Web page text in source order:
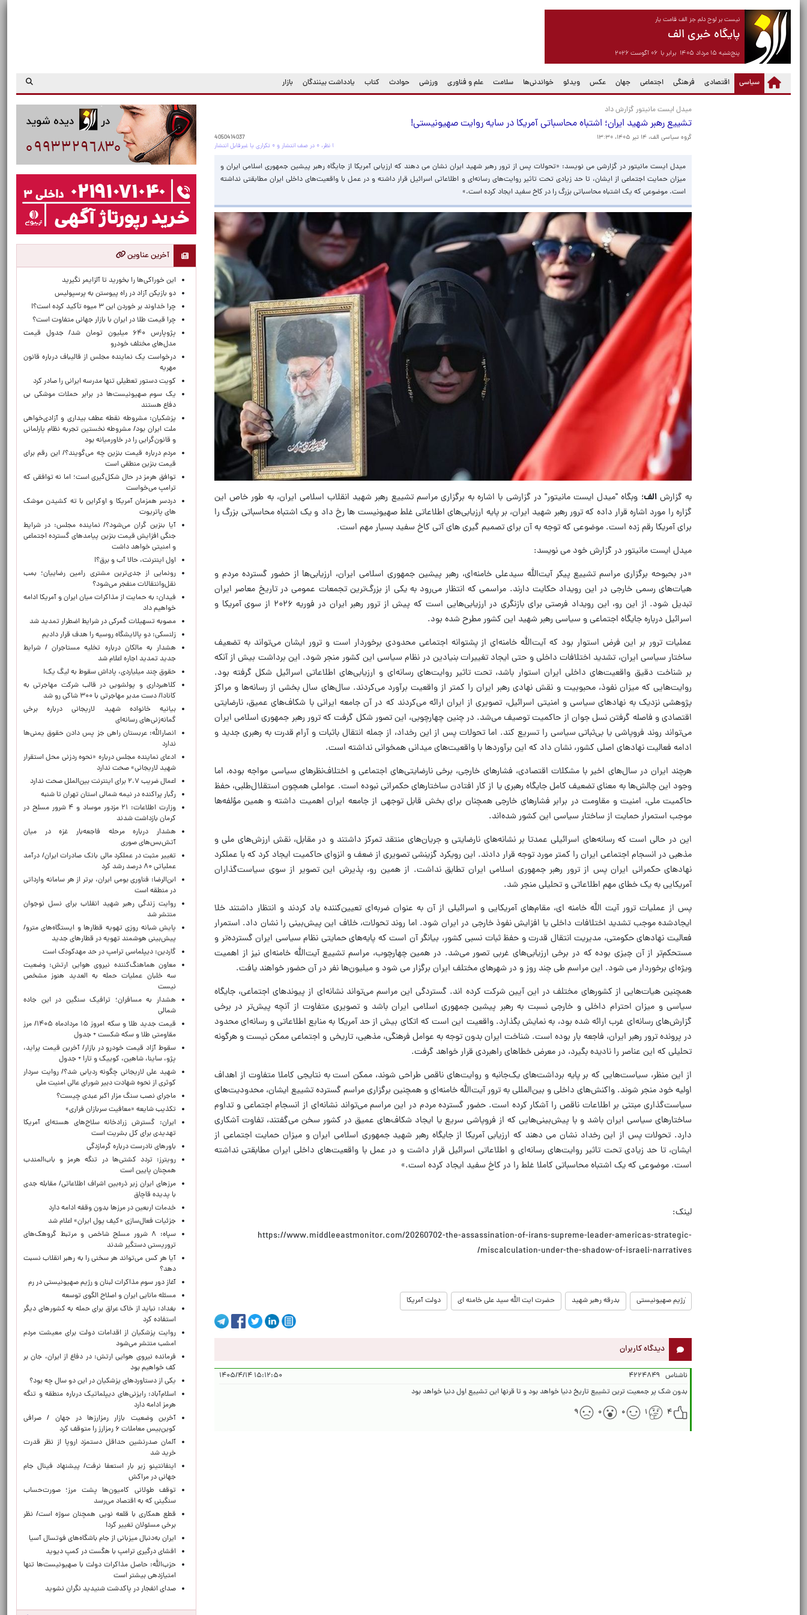
نیست بر لوح دلم جز الف قامت یار
پایگاه خبری الف
پنج‌شنبه ۱۵ مرداد ۱۴۰۵ برابر با ۰۶ آگوست ۲۰۲۶
سیاسی
(current) اقتصادی فرهنگی اجتماعی جهان عکس ویدئو خواندنی‌ها سلامت علم و فناوری ورزشی حوادث کتاب یادداشت بینندگان بازار
میدل ایست مانیتور گزارش داد
تشییع رهبر شهید ایران؛ اشتباه محاسباتی آمریکا در سایه روایت صهیونیستی!
گروه سیاسی الف، ۱۴ تیر ۱۴۰۵، ۱۳:۳۰
4050414037
۱ نظر، ۰ در صف انتشار و ۰ تکراری یا غیرقابل انتشار
میدل ایست مانیتور در گزارشی می نویسد: «تحولات پس از ترور رهبر شهید ایران نشان می دهند که ارزیابی آمریکا از جایگاه رهبر پیشین جمهوری اسلامی ایران و
میزان حمایت اجتماعی از ایشان، تا حد زیادی تحت تاثیر روایت‌های رسانه‌ای و اطلاعاتی اسرائیل قرار داشته و در عمل با واقعیت‌های داخلی ایران مطابقتی نداشته
است. موضوعی که یک اشتباه محاسباتی بزرگ را در کاخ سفید ایجاد کرده است.»
به گزارشالف؛ وبگاه "میدل ایست مانیتور" در گزارشی با اشاره به برگزاری مراسم تشییع رهبر شهید انقلاب اسلامی ایران، به طور خاص این
گزاره را مورد اشاره قرار داده که ترور رهبر شهید ایران، بر پایه ارزیابی‌های اطلاعاتی غلط صهیونیست ها رخ داد و یک اشتباه محاسباتی بزرگ را
برای آمریکا رقم زده است. موضوعی که توجه به آن برای تصمیم گیری های آتی کاخ سفید بسیار مهم است.
میدل ایست مانیتور در گزارش خود می نویسد:
«در بحبوحه برگزاری مراسم تشییع پیکر آیت‌الله سیدعلی خامنه‌ای، رهبر پیشین جمهوری اسلامی ایران، ارزیابی‌ها از حضور گسترده مردم و
هیات‌های رسمی خارجی در این رویداد حکایت دارند. مراسمی که انتظار می‌رود به یکی از بزرگ‌ترین تجمعات عمومی در تاریخ معاصر ایران
تبدیل شود. از این رو، این رویداد فرصتی برای بازنگری در ارزیابی‌هایی است که پیش از ترور رهبر ایران در فوریه ۲۰۲۶ از سوی آمریکا و
اسرائیل درباره جایگاه اجتماعی و سیاسی رهبر شهید این کشور مطرح شده بود.
عملیات ترور بر این فرض استوار بود که آیت‌الله خامنه‌ای از پشتوانه اجتماعی محدودی برخوردار است و ترور ایشان می‌تواند به تضعیف
ساختار سیاسی ایران، تشدید اختلافات داخلی و حتی ایجاد تغییرات بنیادین در نظام سیاسی این کشور منجر شود. این برداشت بیش از آنکه
بر شناخت دقیق واقعیت‌های داخلی ایران استوار باشد، تحت تاثیر روایت‌های رسانه‌ای و ارزیابی‌های اطلاعاتی اسرائیل شکل گرفته بود.
روایت‌هایی که میزان نفوذ، محبوبیت و نقش نهادی رهبر ایران را کمتر از واقعیت برآورد می‌کردند. سال‌های سال بخشی از رسانه‌ها و مراکز
پژوهشی نزدیک به نهادهای سیاسی و امنیتی اسرائیل، تصویری از ایران ارائه می‌کردند که در آن جامعه ایرانی با شکاف‌های عمیق، نارضایتی
اقتصادی و فاصله گرفتن نسل جوان از حاکمیت توصیف می‌شد. در چنین چهارچوبی، این تصور شکل گرفت که ترور رهبر جمهوری اسلامی ایران
می‌تواند روند فروپاشی یا بی‌ثباتی سیاسی را تسریع کند. اما تحولات پس از این رخداد، از جمله انتقال باثبات و آرام قدرت به رهبری جدید و
ادامه فعالیت نهادهای اصلی کشور، نشان داد که این برآوردها با واقعیت‌های میدانی همخوانی نداشته است.
هرچند ایران در سال‌های اخیر با مشکلات اقتصادی، فشارهای خارجی، برخی نارضایتی‌های اجتماعی و اختلاف‌نظرهای سیاسی مواجه بوده، اما
وجود این چالش‌ها به معنای تضعیف کامل جایگاه رهبری یا از کار افتادن ساختارهای حکمرانی نبوده است. عواملی همچون استقلال‌طلبی، حفظ
حاکمیت ملی، امنیت و مقاومت در برابر فشارهای خارجی همچنان برای بخش قابل توجهی از جامعه ایران اهمیت داشته و همین مؤلفه‌ها
موجب استمرار حمایت از ساختار سیاسی این کشور شده‌اند.
این در حالی است که رسانه‌های اسرائیلی عمدتا بر نشانه‌های نارضایتی و جریان‌های منتقد تمرکز داشتند و در مقابل، نقش ارزش‌های ملی و
مذهبی در انسجام اجتماعی ایران را کمتر مورد توجه قرار دادند. این رویکرد گزینشی تصویری از ضعف و انزوای حاکمیت ایجاد کرد که با عملکرد
نهادهای حکمرانی ایران پس از ترور رهبر جمهوری اسلامی ایران تطابق نداشت. از همین رو، پذیرش این تصویر از سوی سیاست‌گذاران
آمریکایی به یک خطای مهم اطلاعاتی و تحلیلی منجر شد.
پس از عملیات ترور آیت الله خامنه ای، مقام‌های آمریکایی و اسرائیلی از آن به عنوان ضربه‌ای تعیین‌کننده یاد کردند و انتظار داشتند خلا
ایجادشده موجب تشدید اختلافات داخلی یا افزایش نفوذ خارجی در ایران شود. اما روند تحولات، خلاف این پیش‌بینی را نشان داد. استمرار
فعالیت نهادهای حکومتی، مدیریت انتقال قدرت و حفظ ثبات نسبی کشور، بیانگر آن است که پایه‌های حمایتی نظام سیاسی ایران گسترده‌تر و
مستحکم‌تر از آن چیزی بوده که در برخی ارزیابی‌های غربی تصور می‌شد. در همین چهارچوب، مراسم تشییع آیت‌الله خامنه‌ای نیز از اهمیت
ویژه‌ای برخوردار می شود. این مراسم طی چند روز و در شهرهای مختلف ایران برگزار می شود و میلیون‌ها نفر در آن حضور خواهند یافت.
همچنین هیات‌هایی از کشورهای مختلف در این آیین شرکت کرده اند. گستردگی این مراسم می‌تواند نشانه‌ای از پیوندهای اجتماعی، جایگاه
سیاسی و میزان احترام داخلی و خارجی نسبت به رهبر پیشین جمهوری اسلامی ایران باشد و تصویری متفاوت از آنچه پیش‌تر در برخی
گزارش‌های رسانه‌ای غرب ارائه شده بود، به نمایش بگذارد. واقعیت این است که اتکای بیش از حد آمریکا به منابع اطلاعاتی و رسانه‌ای محدود
در پرونده ترور رهبر ایران، فاجعه بار بوده است. شناخت ایران بدون توجه به عوامل فرهنگی، مذهبی، تاریخی و اجتماعی ممکن نیست و هرگونه
تحلیلی که این عناصر را نادیده بگیرد، در معرض خطاهای راهبردی قرار خواهد گرفت.
از این منظر، سیاست‌هایی که بر پایه برداشت‌های یک‌جانبه و روایت‌های ناقص طراحی شوند، ممکن است به نتایجی کاملا متفاوت از اهداف
اولیه خود منجر شوند. واکنش‌های داخلی و بین‌المللی به ترور آیت‌الله خامنه‌ای و همچنین برگزاری مراسم گسترده تشییع ایشان، محدودیت‌های
سیاست‌گذاری مبتنی بر اطلاعات ناقص را آشکار کرده است. حضور گسترده مردم در این مراسم می‌تواند نشانه‌ای از انسجام اجتماعی و تداوم
ساختارهای سیاسی ایران باشد و با پیش‌بینی‌هایی که از فروپاشی سریع یا ایجاد شکاف‌های عمیق در کشور سخن می‌گفتند، تفاوت آشکاری
دارد. تحولات پس از این رخداد نشان می دهند که ارزیابی آمریکا از جایگاه رهبر شهید جمهوری اسلامی ایران و میزان حمایت اجتماعی از
ایشان، تا حد زیادی تحت تاثیر روایت‌های رسانه‌ای و اطلاعاتی اسرائیل قرار داشت و در عمل با واقعیت‌های داخلی ایران مطابقتی نداشته
است. موضوعی که یک اشتباه محاسباتی کاملا غلط را در کاخ سفید ایجاد کرده است.»
لینک:
https://www.middleeastmonitor.com/20260702-the-assassination-of-irans-supreme-leader-americas-strategic-
miscalculation-under-the-shadow-of-israeli-narratives/
ٰرژیم صهیونیستی بدرقه رهبر شهید حضرت ایت الله سید علی خامنه ای دولت آمریکا
دیدگاه کاربران
ناشناس ۴۲۲۴۸۴۹
۱۵:۱۲:۵۰ ۱۴۰۵/۴/۱۴
بدون شک پر جمعیت ترین تشییع تاریخ دنیا خواهد بود و تا قرنها این تشییع اول دنیا خواهد بود
۴
۱ ۰ ۰ ۹
آخرین عناوین
این خوراکی‌ها را بخورید تا آلزایمر نگیرید
دو بازیکن آزاد در راه پیوستن به پرسپولیس
چرا خداوند بر خوردن این ۳ میوه تأکید کرده است؟!
چرا قیمت طلا در ایران با بازار جهانی متفاوت است؟
پژوپارس ۶۴۰ میلیون تومان شد/ جدول قیمت
مدل‌های مختلف خودرو
درخواست یک نماینده مجلس از قالیباف درباره قانون
مهریه
کویت دستور تعطیلی تنها مدرسه ایرانی را صادر کرد
یک‌ سوم صهیونیست‌ها در برابر حملات موشکی بی
دفاع هستند
پزشکیان: مشروطه نقطه عطف بیداری و آزادی‌خواهی
ملت ایران بود/ مشروطه نخستین تجربه نظام پارلمانی
و قانون‌گرایی را در خاورمیانه بود
مردم درباره قیمت بنزین چه می‌گویند؟/ این رقم برای
قیمت بنزین منطقی است
توافق هرمز در حال شکل‌گیری است؛ اما نه توافقی که
ترامپ می‌خواست
دردسر همزمان آمریکا و اوکراین با ته کشیدن موشک
های پاتریوت
آیا بنزین گران می‌شود؟/ نماینده مجلس: در شرایط
جنگی افزایش قیمت بنزین پیامدهای گسترده اجتماعی
و امنیتی خواهد داشت
اول اینترنت، حالا آب و برق؟!
رونمایی از جدی‌ترین مشتری رامین رضاییان؛ بمب
نقل‌وانتقالات منفجر می‌شود؟
فیدان: به حمایت از مذاکرات میان ایران و آمریکا ادامه
خواهیم داد
مصوبه تسهیلات گمرکی در شرایط اضطرار تمدید شد
زلنسکی: دو پالایشگاه روسیه را هدف قرار دادیم
هشدار به مالکان درباره تخلیه مستاجران / شرایط
جدید تمدید اجاره اعلام شد
حقوق چند میلیاردی، پاداش سقوط به لیگ یک!
کلاهبرداری و پولشویی در قالب شرکت مهاجرتی به
کانادا/ دست مدیر مهاجرتی با ۳۰۰ شاکی رو شد
بیانیه خانواده شهید لاریجانی درباره برخی
گمانه‌زنی‌های رسانه‌ای
انصارالله: عربستان راهی جز پس دادن حقوق یمنی‌ها
ندارد
ادعای نماینده مجلس درباره «نحوه ردزنی محل استقرار
شهید لاریجانی» صحت ندارد
اعمال ضریب ۲.۷ برای اینترنت بین‌الملل صحت ندارد
رگبار پراکنده در نیمه شمالی استان تهران تا شنبه
وزارت اطلاعات: ۲۱ مزدور موساد و ۴ شرور مسلح در
کرمان بازداشت شدند
هشدار درباره مرحله فاجعه‌بار غزه در میان
آتش‌بس‌های صوری
تغییر مثبت در عملکرد مالی بانک صادرات ایران/ درآمد
عملیاتی ۸۰ درصد رشد کرد
ابن‌الرضا: فناوری بومی ایران، برتر از هر سامانه وارداتی
در منطقه است
روایت زندگی رهبر شهید انقلاب برای نسل نوجوان
منتشر شد
پایش شبانه روزی تهویه قطارها و ایستگاه‌های مترو/
پیش‌بینی هوشمند تهویه در قطارهای جدید
گاردین: دیپلماسی ترامپ در حد مهدکودک است
معاون هماهنگ‌کننده نیروی هوایی ارتش: وضعیت
سه خلبان عملیات حمله به العدید هنوز مشخص
نیست
هشدار به مسافران؛ ترافیک سنگین در این جاده
شمالی
قیمت جدید طلا و سکه امروز ۱۵ مردادماه ۱۴۰۵/ مرز
مقاومتی طلا و سکه شکست + جدول
سقوط آزاد قیمت خودرو در بازار/ آخرین قیمت پراید،
پژو، ساینا، شاهین، کوییک و تارا + جدول
شهید علی لاریجانی چگونه ردیابی شد؟/ روایت سردار
کوثری از نحوه شهادت دبیر شورای عالی امنیت ملی
ماجرای نصب سنگ مزار اکبر عبدی چیست؟
تکذیب شایعه «معافیت سربازان فراری»
ایران: گسترش زرادخانه سلاح‌های هسته‌ای آمریکا
تهدیدی برای کل بشریت است
باورهای نادرست درباره گرمازدگی
رویترز: تردد کشتی‌ها در تنگه هرمز و باب‌المندب
همچنان پایین است
مرزهای ایران زیر ذره‌بین اشراف اطلاعاتی/ مقابله جدی
با پدیده قاچاق
خدمات اربعین در مرزها بدون وقفه ادامه دارد
جزئیات فعال‌سازی «کیف پول ایران» اعلام شد
سپاه: ۸ شرور مسلح شاخص و مرتبط گروهک‌های
تروریستی دستگیر شدند
آیا هر کس می‌تواند هر سخنی را به رهبر انقلاب نسبت
دهد؟
آغاز دور سوم مذاکرات لبنان و رژیم صهیونیستی در رم
مسئله مانایی ایران و اصلاح الگوی توسعه
بغداد: نباید از خاک عراق برای حمله به کشورهای دیگر
استفاده کرد
روایت پزشکیان از اقدامات دولت برای معیشت مردم
امشب منتشر می‌شود
فرمانده نیروی هوایی ارتش: در دفاع از ایران، جان بر
کف خواهیم بود
یکی از دستاوردهای پزشکیان در این دو سال چه بود؟
اسلام‌آباد: رایزنی‌های دیپلماتیک درباره منطقه و تنگه
هرمز ادامه دارد
آخرین وضعیت بازار رمزارزها در جهان / صرافی
کوین‌بیس معاملات ۶ رمزارز را متوقف کرد
آلمان صدرنشین حداقل دستمزد اروپا از نظر قدرت
خرید شد
اینفانتینو زیر بار استعفا نرفت/ پیشنهاد فینال جام
جهانی در مراکش
توقف طولانی کامیون‌ها پشت مرز؛ صورت‌حساب
سنگینی که به اقتصاد می‌رسد
قطع همکاری با قلعه نویی همچنان سوژه است/ نظر
برخی مسئولان تغییر کرد!
ایران به‌دنبال میزبانی از جام باشگاه‌های فوتسال آسیا
افشای درگیری ترامپ با هگست در کمپ دیوید
حزب‌الله: حاصل مذاکرات دولت با صهیونیست‌ها تنها
امتیازدهی‌ بیشتر است
صدای انفجار در پاکدشت شنیدید نگران نشوید